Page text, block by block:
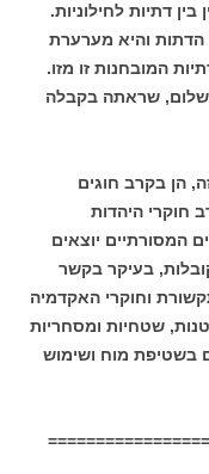
דתיות לחילוניות.
והיא מערערת
המובחנות זו מזו.
שלום, שראתה בקבלה
הן בקרב חוגים
חוקרי היהדות
המסורתיים יוצאים
בעיקר בקשר
וחוקרי האקדמיה
שטחיות ומסחריות
בשטיפת מוח ושימוש